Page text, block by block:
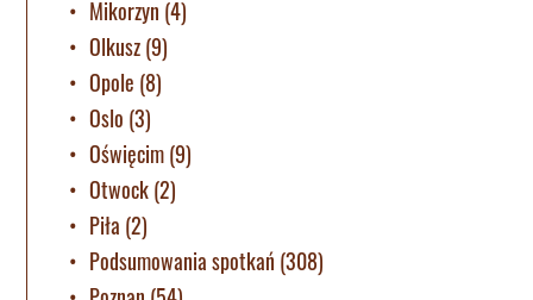
Mikorzyn (4)
Olkusz(9)
Opole (8)
Oslo (3)
Oświęcim(9)
Otwock(2)
Piła (2)
Podsumowania spotkań (308)